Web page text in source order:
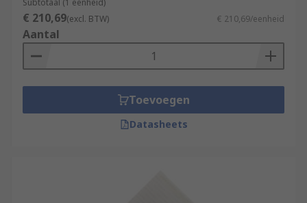
Subtotaal (1 eenheid)
€ 210,69(excl. BTW) € 210,69/eenheid
Aantal
Toevoegen
Datasheets